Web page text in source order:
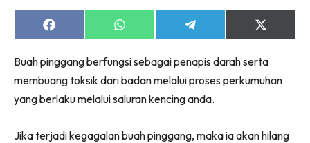
Share
on
Share
on
Share
on
Share
on
(Twitter)
Buah pinggang berfungsi sebagai penapis darah serta
membuang toksik dari badan melalui proses perkumuhan
yang berlaku melalui saluran kencing anda.
Jika terjadi kegagalan buah pinggang, maka ia akan hilang